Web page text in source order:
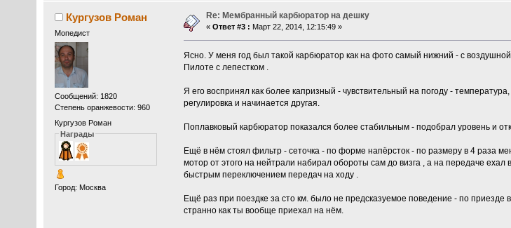
Кургузов Роман
Мопедист
Сообщений: 1820
Степень оранжевости: 960
Кургузов Роман
Награды
Город: Москва
Re: Мембранный карбюратор на дешку
« Ответ #3 : Март 22, 2014, 12:15:49 »
Ясно. У меня год был такой карбюратор как на фото самый нижний - с
Пилоте с лепестком .
Я его воспринял как более капризный - чувствительный на погоду -
регулировка и начинается другая.
Поплавковый карбюратор показался более стабильным - подобрал уровень и
Ещё в нём стоял фильтр - сеточка - по форме напёрсток - по размеру в 4 раза
мотор от этого на нейтрали набирал обороты сам до визга , а на передаче
быстрым переключением передач на ходу .
Ещё раз при поездке за сто км. было не предсказуемое поведение - по
странно как ты вообще приехал на нём.